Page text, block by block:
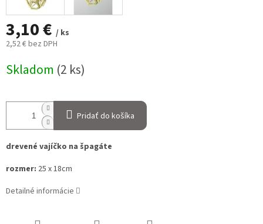
3,10 € / ks
2,52 € bez DPH
cena:
Skladom (2 ks)
Pridať do košíka
drevené vajíčko na špagáte
rozmer: 25 x 18cm
Detailné informácie